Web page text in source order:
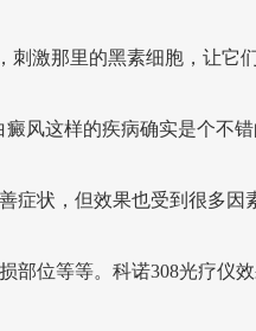
刺激那里的黑素细胞，让它
风这样的疾病确实是个不
症状，但效果也受到很多因
部位等等。科诺308光疗仪